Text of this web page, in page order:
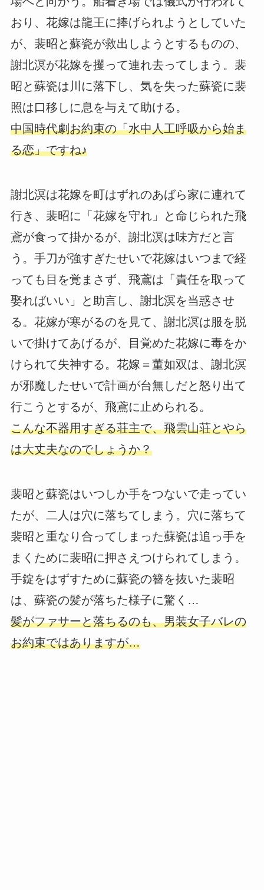
おり、花嫁は龍王に捧げられようとしていた
が、裴昭と蘇瓷が救出しようとするものの、
謝北溟が花嫁を攫って連れ去ってしまう。裴
昭と蘇瓷は川に落下し、気を失った蘇瓷に裴
照は口移しに息を与えて助ける。
中国時代劇お約束の「水中人工呼吸から始ま
る恋」ですね♪
謝北溟は花嫁を町はずれのあばら家に連れて
行き、裴昭に「花嫁を守れ」と命じられた飛
鳶が食って掛かるが、謝北溟は味方だと言
う。手刀が強すぎたせいで花嫁はいつまで経
っても目を覚まさず、飛鳶は「責任を取って
娶ればいい」と助言し、謝北溟を当惑させ
る。花嫁が寒がるのを見て、謝北溟は服を脱
いで掛けてあげるが、目覚めた花嫁に毒をか
けられて失神する。花嫁＝董如双は、謝北溟
が邪魔したせいで計画が台無しだと怒り出て
行こうとするが、飛鳶に止められる。
こんな不器用すぎる荘主で、飛雲山荘とやら
は大丈夫なのでしょうか？
裴昭と蘇瓷はいつしか手をつないで走ってい
たが、二人は穴に落ちてしまう。穴に落ちて
裴昭と重なり合ってしまった蘇瓷は追っ手を
まくために裴昭に押さえつけられてしまう。
手錠をはずすために蘇瓷の簪を抜いた裴昭
は、蘇瓷の髪が落ちた様子に驚く…
髪がファサーと落ちるのも、男装女子バレの
お約束ではありますが…